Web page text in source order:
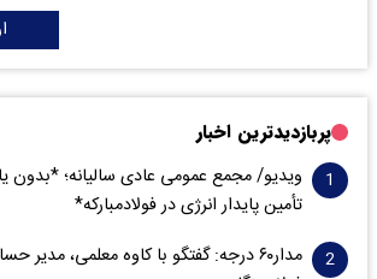
پربازدیدترین اخبار
ویدیو/ مجمع عمومی عادی سالیانه؛ *بدون
تأمین پایدار انرژی در فولادمبارکه*
مدار‌۶٠ درجه: گفتگو با کاوه معلمی، مدیر